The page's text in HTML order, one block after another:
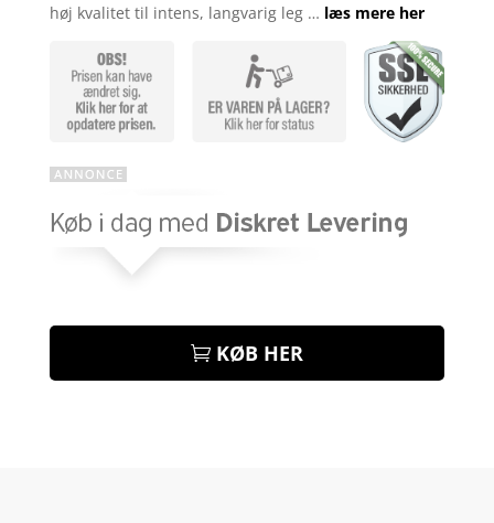
høj kvalitet til intens, langvarig leg … læs mere her
KØB HER